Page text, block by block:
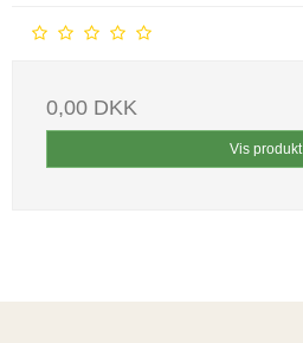
0,00 DKK
Vis produkt